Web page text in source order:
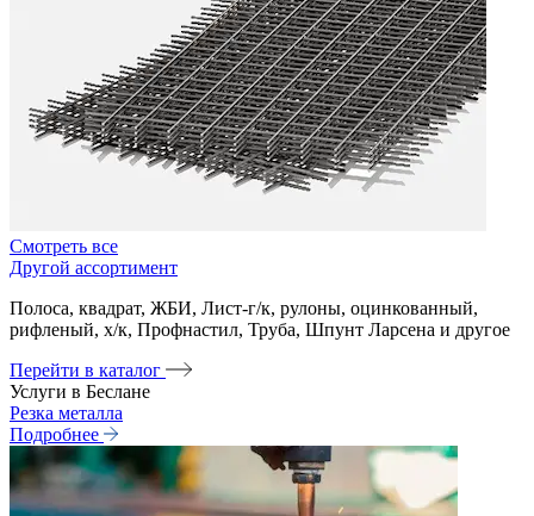
Смотреть все
Другой ассортимент
Полоса, квадрат, ЖБИ, Лист-г/к, рулоны, оцинкованный,
рифленый, х/к, Профнастил, Труба, Шпунт Ларсена и другое
Перейти в каталог
Услуги в Беслане
Резка металла
Подробнее